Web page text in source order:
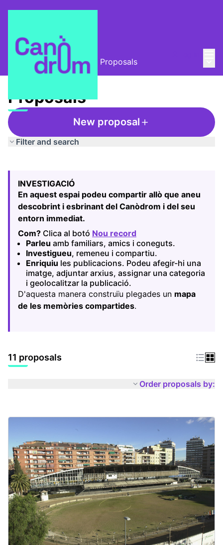
L'Alzina i el Canòdrom Proposals
Proposals
New proposal
Filter and search
−
INVESTIGACIÓ
En aquest espai podeu compartir allò que aneu
descobrint i esbrinant del Canòdrom i del seu
entorn immediat.
Com? Clica al botó Nou record
(Opens in new tab)
Parleu amb familiars, amics i coneguts.
Investigueu, remeneu i compartiu.
Enriquiu les publicacions. Podeu afegir-hi una
imatge, adjuntar arxius, assignar una categoria
i geolocalitzar la publicació.
D'aquesta manera construïu plegades un mapa
de les memòries compartides.
11 proposals
Order proposals by: